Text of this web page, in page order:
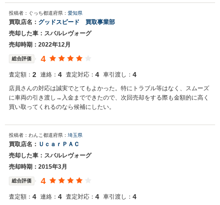
度はネクステージをご利用いただきまして誠にありがとうございまし
た。 今後もご満足いただけるよう精進してまいります。 スタッフ一
同、またのご利用お待ちしております。
投稿者：ぐっち都道府県： 愛知県
買取店名： グッドスピード 買取事業部
売却した車：スバルレヴォーグ
売却時期：2022年12月
総合評価 4
査定額： 2 連絡： 4 査定対応： 4 車引渡し： 4
店員さんの対応は誠実でとてもよかった。特にトラブル等はなく、スムーズ
に車両の引き渡し→入金までできたので、次回売却をする際も金額的に高く
買い取ってくれるのなら候補にしたい。
投稿者：わんこ 都道府県： 埼玉県
買取店名： ＵｃａｒＰＡＣ
売却した車：スバルレヴォーグ
売却時期：2015年3月
総合評価 4
査定額： 4 連絡： 4 査定対応： 4 車引渡し： 4